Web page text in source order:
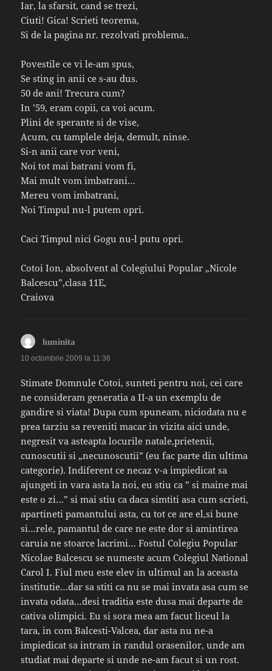
Iar, la sfarsit, cand se trezi,
Ciuti! Gica! Scrieti teorema,
Si de la pagina nr. rezolvati problema..
Povestile ce vi le-am spus,
Se sting in anii ce s-au dus.
50 de ani! Trecura cum?
In ’59, eram copii, ca voi acum.
Plini de sperante si de vise,
Acum, cu tamplele deja, demult, ninse.
Si-n anii care vor veni,
Noi tot mai batrani vom fi,
Mai mult vom imbatrani…
Mereu vom imbatrani,
Noi Timpul nu-l putem opri.
Caci Timpul nici Gogu nu-l putu opri.
Cotoi Ion, absolvent al Colegiului Popular „Nicole
Balcescu”,clasa 11E,
Craiova
luminita
10 octombrie 2009 la 11:36
Stimate Domnule Cotoi, sunteti pentru noi, cei care
ne consideram generatia a II-a un exemplu de
gandire si viata! Dupa cum spuneam, niciodata nu e
prea tarziu sa reveniti macar in vizita aici unde,
negresit va asteapta locurile natale,prietenii,
cunoscutii si „necunoscutii” (eu fac parte din ultima
categorie). Indiferent ce necaz v-a impiedicat sa
ajungeti in vara asta la noi, eu stiu ca ” si maine mai
este o zi…” si mai stiu ca daca simtiti asa cum scrieti,
apartineti pamantului asta, cu tot ce are el,si bune
si…rele, pamantul de care ne este dor si amintirea
caruia ne stoarce lacrimi… Fostul Colegiu Popular
Nicolae Balcescu se numeste acum Colegiul National
Carol I. Fiul meu este elev in ultimul an la aceasta
institutie…dar sa stiti ca nu se mai invata asa cum se
invata odata…desi traditia este dusa mai departe de
cativa olimpici. Eu si sora mea am facut liceul la
tara, in com Balcesti-Valcea, dar asta nu ne-a
impiedicat sa intram in randul orasenilor, unde am
studiat mai departe si unde ne-am facut si un rost.